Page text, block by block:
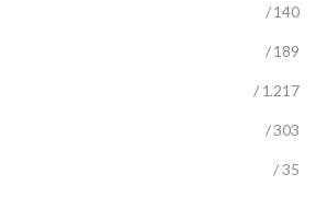
/ 140
/ 189
/ 1.217
/ 303
/ 35